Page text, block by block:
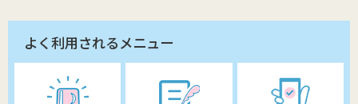
よく利用されるメニュー